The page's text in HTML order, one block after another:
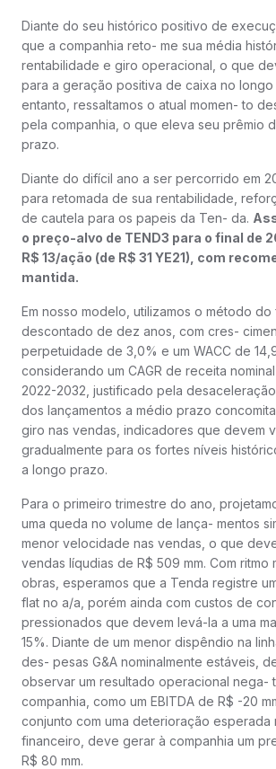
Diante do seu histórico positivo de
que a companhia reto- me sua média
rentabilidade e giro operacional, o que
para a geração positiva de caixa no longo
entanto, ressaltamos o atual momen- to
pela companhia, o que eleva seu prêmio
prazo.
Diante do difícil ano a ser percorrido em
para retomada de sua rentabilidade,
de cautela para os papeis da Ten- da.
o preço-alvo de TEND3 para o final de
R$ 13/ação (de R$ 31 YE21), com
mantida.
Em nosso modelo, utilizamos o método
descontado de dez anos, com cres-
perpetuidade de 3,0% e um WACC de
considerando um CAGR de receita
2022-2032, justificado pela
dos lançamentos a médio prazo
giro nas vendas, indicadores que devem
gradualmente para os fortes níveis
a longo prazo.
Para o primeiro trimestre do ano,
uma queda no volume de lança- mentos
menor velocidade nas vendas, o que
vendas líqudias de R$ 509 mm. Com ritmo
obras, esperamos que a Tenda registre
flat no a/a, porém ainda com custos de
pressionados que devem levá-la a uma
15%. Diante de um menor dispêndio na
des- pesas G&A nominalmente estáveis,
observar um resultado operacional nega-
companhia, como um EBITDA de R$ -20
conjunto com uma deterioração esperada
financeiro, deve gerar à companhia um
R$ 80 mm.